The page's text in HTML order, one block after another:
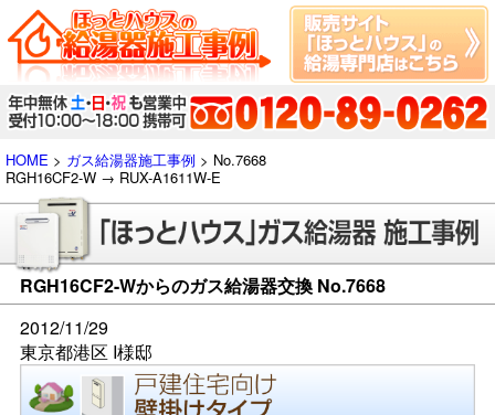
HOME > ガス給湯器施工事例 > No.7668
RGH16CF2-W → RUX-A1611W-E
RGH16CF2-Wからのガス給湯器交換 No.7668
2012/11/29
東京都港区 I様邸